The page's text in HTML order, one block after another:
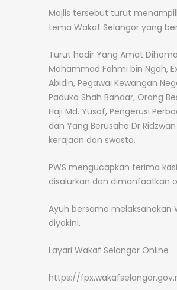
Majlis tersebut turut
tema Wakaf Selangor yang
Turut hadir Yang Amat
Mohammad Fahmi bin Ngah,
Abidin, Pegawai Kewangan
Paduka Shah Bandar, Orang
Haji Md. Yusof, Pengerusi
dan Yang Berusaha Dr
kerajaan dan swasta.
PWS mengucapkan terima
disalurkan dan dimanfaatkan
Ayuh bersama melaksanakan
diyakini.
Layari Wakaf Selangor Online
https://